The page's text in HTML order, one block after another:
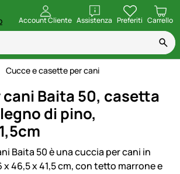
Account Cliente Assistenza
apri Preferiti Carrello
Cucce e casette per cani
Baita 50, casetta
di pino,